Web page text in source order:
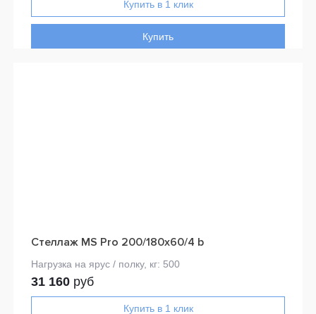
Купить
Стеллаж MS Pro 200/180x60/4 b
31 160 руб